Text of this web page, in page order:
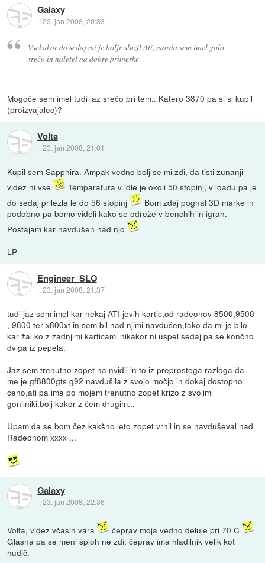
Galaxy
::23. jan 2008, 20:33
Vsekakor do sedaj mi je bolje služil Ati, morda sem imel golo
srečo in naletel na dobre primerke
Mogoče sem imel tudi jaz srečo pri tem.. Katero 3870 pa si si kupil
(proizvajalec)?
Volta
::23. jan 2008, 21:01
Kupil sem Sapphira. Ampak vedno bolj se mi zdi, da tisti zunanji
videz ni vse
Temparatura v idle je okoli 50 stopinj, v loadu pa je
do sedaj prilezla le do 56 stopinj
Bom zdaj pognal 3D marke in
podobno pa bomo videli kako se odreže v benchih in igrah.
Postajam kar navdušen nad njo
LP
Engineer_SLO
::23. jan 2008, 21:37
tudi jaz sem imel kar nekaj ATI-jevih kartic,od radeonov 8500,9500
, 9800 ter x800xt in sem bil nad njimi navdušen,tako da mi je bilo
kar žal ko z zadnjimi karticami nikakor ni uspel sedaj pa se končno
dviga iz pepela.
Jaz sem trenutno zopet na nvidii in to iz preprostega razloga da
me je gf8800gts g92 navdušila z svojo močjo in dokaj dostopno
ceno,ati pa ima po mojem trenutno zopet krizo z svojimi
gonilniki,bolj kakor z čem drugim...
Upam da se bom čez kakšno leto zopet vrnil in se navduševal nad
Radeonom xxxx ...
Galaxy
::23. jan 2008, 22:36
Volta, videz včasih vara
čeprav moja vedno deluje pri 70 C
Glasna pa se meni sploh ne zdi, čeprav ima hladilnik velik kot
hudič.